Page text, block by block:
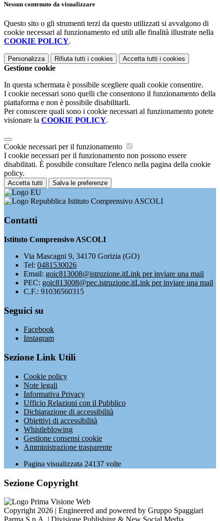
Nessun contenuto da visualizzare
Questo sito o gli strumenti terzi da questo utilizzati si avvalgono di
cookie necessari al funzionamento ed utili alle finalità illustrate nella
COOKIE POLICY.
Personalizza Rifiuta tutti i cookies Accetta tutti i cookies
Gestione cookie
In questa schermata è possibile scegliere quali cookie consentire.
I cookie necessari sono quelli che consentono il funzionamento della
piattaforma e non è possibile disabilitarli.
Per conoscere quali sono i cookie necessari al funzionamento potete
visionare la COOKIE POLICY.
Cookie necessari per il funzionamento
I cookie necessari per il funzionamento non possono essere
disabilitati. È possibile consultare l'elenco nella pagina della cookie
policy.
Accetta tutti Salva le preferenze
Istituto Comprensivo ASCOLI
Contatti
Istituto Comprensivo ASCOLI
Via Mascagni 9, 34170 Gorizia (GO)
Tel: 0481530026
Email: goic813008@istruzione.itLink per inviare una mail
PEC: goic813008@pec.istruzione.itLink per inviare una mail
C.F.: 91036560315
Seguici su
Facebook
Instagram
Sezione Link Utili
Cookie policy
Note legali
Informativa Privacy
Ufficio Relazioni con il Pubblico
Dichiarazione di accessibilità
Obiettivi di accessibilità
Whistleblowing
Gestione consensi cookie
Amministrazione trasparente
Pagina visualizzata 24137 volte
Sezione Copyright
Copyright 2026 | Engineered and powered by Gruppo Spaggiari